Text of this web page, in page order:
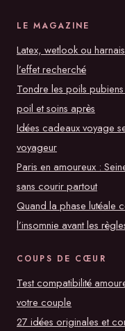
LE MAGAZINE
Latex, wetlook ou
l’effet recherché
Tondre les poils
poil et soins après
Idées cadeaux voyage
voyageur
Paris en amoureux :
sans courir partout
Quand la phase lutéale
l’insomnie avant les
COUPS DE CŒUR
Test compatibilité
votre couple
27 idées originales et